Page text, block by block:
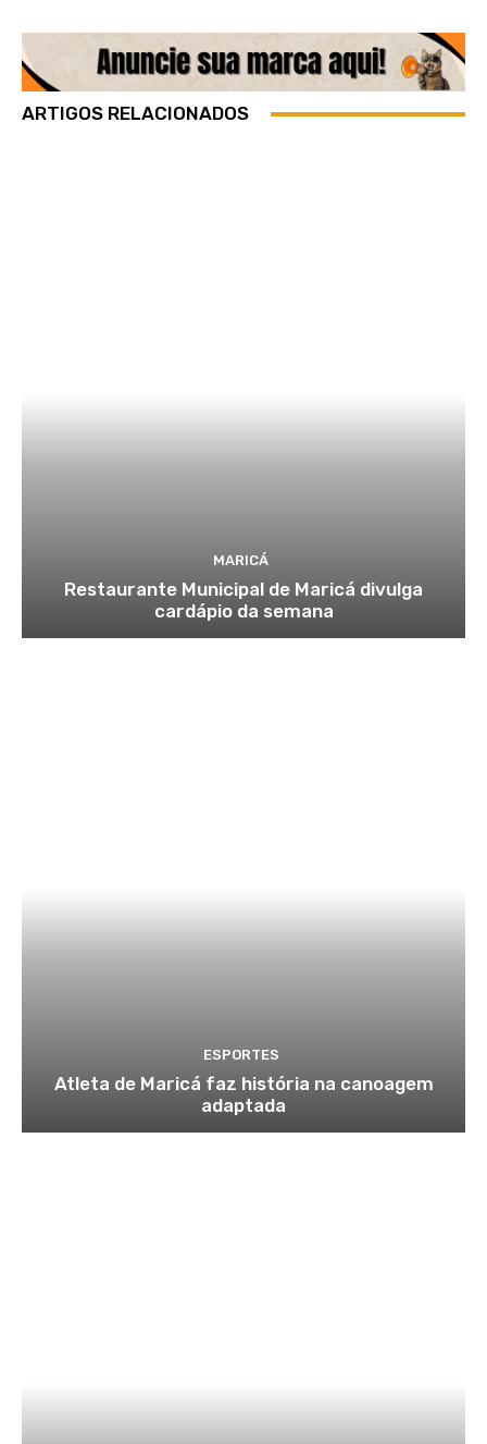
ARTIGOS RELACIONADOS
MARICÁ
Restaurante Municipal de Maricá divulga
cardápio da semana
ESPORTES
Atleta de Maricá faz história na canoagem
adaptada